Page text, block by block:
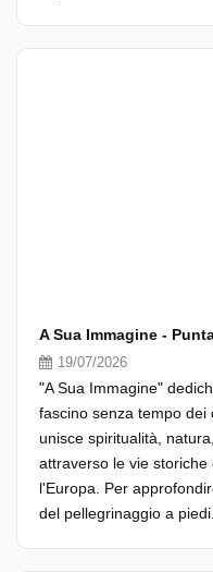
A Sua Immagine -
19/07/2026
"A Sua Immagine"
fascino senza tempo dei
unisce spiritualità,
attraverso le vie
l'Europa. Per
del pellegrinaggio a piedi.